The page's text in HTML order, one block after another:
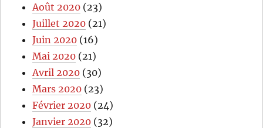
Août 2020 (23)
Juillet 2020 (21)
Juin 2020 (16)
Mai 2020 (21)
Avril 2020 (30)
Mars 2020 (23)
Février 2020 (24)
Janvier 2020 (32)